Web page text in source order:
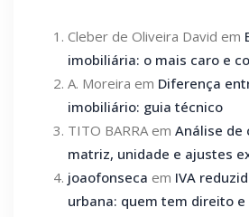
Cleber de Oliveira David em
imobiliária: o mais caro e
A. Moreira em Diferença
imobiliário: guia técnico
TITO BARRA em Análise de
matriz, unidade e ajustes
joaofonseca em IVA
urbana: quem tem direito